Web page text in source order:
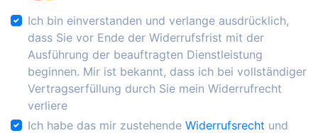
Ich bin einverstanden und verlange ausdrücklich,
dass Sie vor Ende der Widerrufsfrist mit der
Ausführung der beauftragten Dienstleistung
beginnen. Mir ist bekannt, dass ich bei vollständiger
Vertragserfüllung durch Sie mein Widerrufrecht
verliere
Ich habe das mir zustehende Widerrufsrecht und